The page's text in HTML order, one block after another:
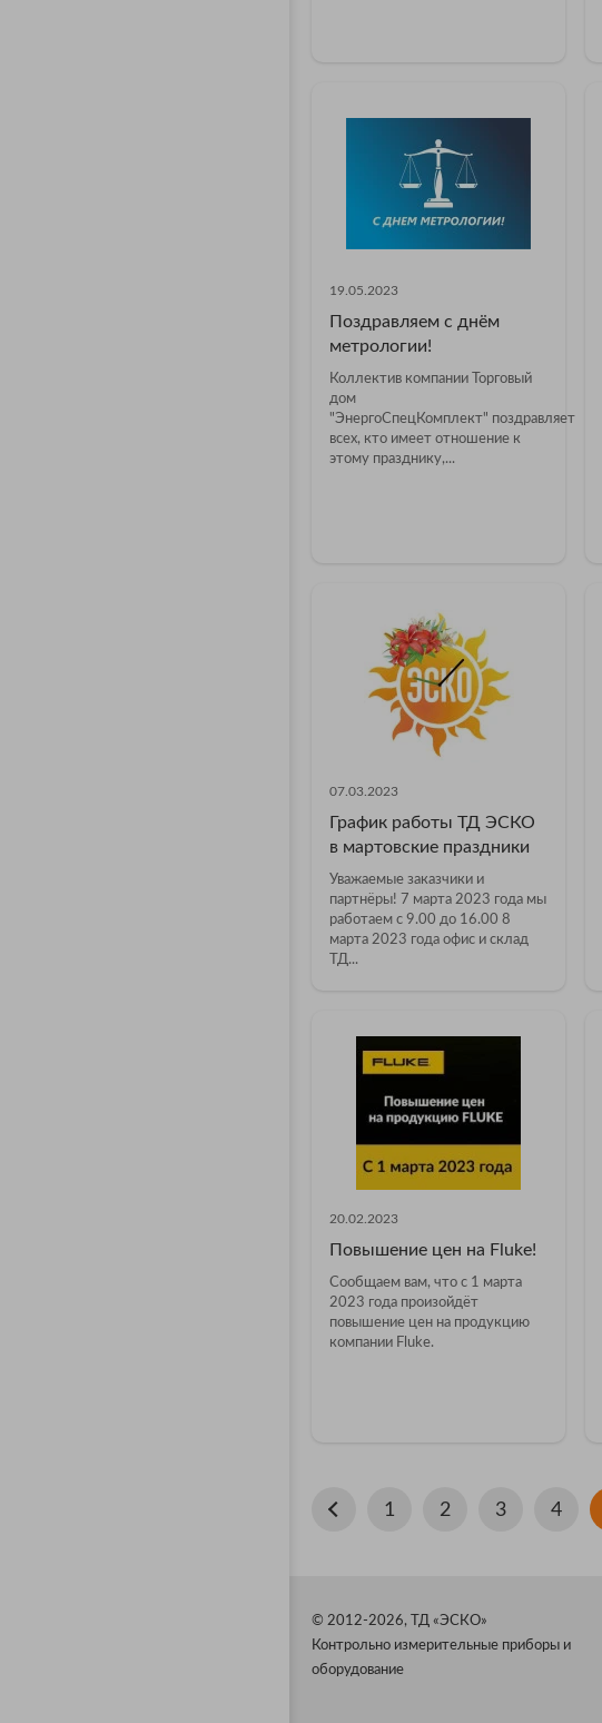
19.05.2023
Поздравляем с днём
метрологии!
Коллектив компании Торговый
дом
"ЭнергоСпецКомплект" поздравляет
всех, кто имеет отношение к
этому празднику,...
07.03.2023
График работы ТД ЭСКО
в мартовские праздники
Уважаемые заказчики и
партнёры! 7 марта 2023 года мы
работаем с 9.00 до 16.00 8
марта 2023 года офис и склад
ТД...
20.02.2023
Повышение цен на Fluke!
Сообщаем вам, что с 1 марта
2023 года произойдёт
повышение цен на продукцию
компании Fluke.
1 2 3 4
© 2012-2026, ТД «ЭСКО»
Контрольно измерительные приборы и
оборудование